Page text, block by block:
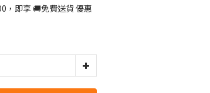
，即享 🚚免費送貨 優惠